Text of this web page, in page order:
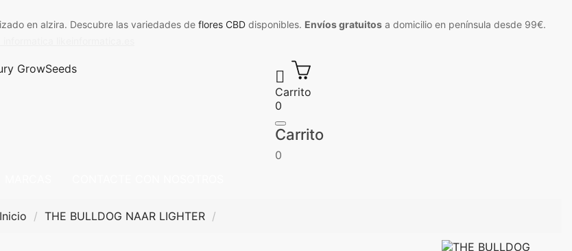
en alzira. Descubre las variedades de flores CBD disponibles. Envíos gratuitos a domicilio en península desde 99€.

Carrito
0
Carrito
0
Inicio THE BULLDOG NAAR LIGHTER